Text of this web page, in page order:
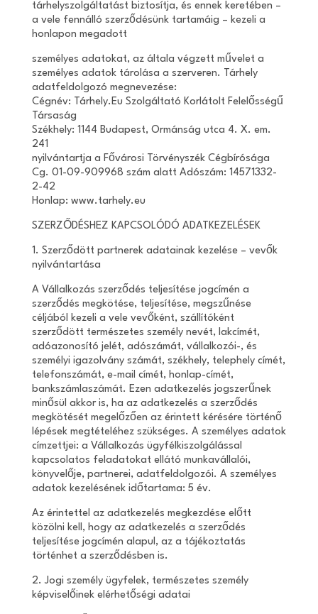
tárhelyszolgáltatást biztosítja, és ennek keretében –
a vele fennálló szerződésünk tartamáig – kezeli a
honlapon megadott
személyes adatokat, az általa végzett művelet a
személyes adatok tárolása a szerveren. Tárhely
adatfeldolgozó megnevezése:
Cégnév: Tárhely.Eu Szolgáltató Korlátolt Felelősségű
Társaság
Székhely: 1144 Budapest, Ormánság utca 4. X. em.
241
nyilvántartja a Fővárosi Törvényszék Cégbírósága
Cg. 01-09-909968 szám alatt Adószám: 14571332-
2-42
Honlap: www.tarhely.eu
SZERZŐDÉSHEZ KAPCSOLÓDÓ ADATKEZELÉSEK
1. Szerződött partnerek adatainak kezelése – vevők
nyilvántartása
A Vállalkozás szerződés teljesítése jogcímén a
szerződés megkötése, teljesítése, megszűnése
céljából kezeli a vele vevőként, szállítóként
szerződött természetes személy nevét, lakcímét,
adóazonosító jelét, adószámát, vállalkozói-, és
személyi igazolvány számát, székhely, telephely címét,
telefonszámát, e-mail címét, honlap-címét,
bankszámlaszámát. Ezen adatkezelés jogszerűnek
minősül akkor is, ha az adatkezelés a szerződés
megkötését megelőzően az érintett kérésére történő
lépések megtételéhez szükséges. A személyes adatok
címzettjei: a Vállalkozás ügyfélkiszolgálással
kapcsolatos feladatokat ellátó munkavállalói,
könyvelője, partnerei, adatfeldolgozói. A személyes
adatok kezelésének időtartama: 5 év.
Az érintettel az adatkezelés megkezdése előtt
közölni kell, hogy az adatkezelés a szerződés
teljesítése jogcímén alapul, az a tájékoztatás
történhet a szerződésben is.
2. Jogi személy ügyfelek, természetes személy
képviselőinek elérhetőségi adatai